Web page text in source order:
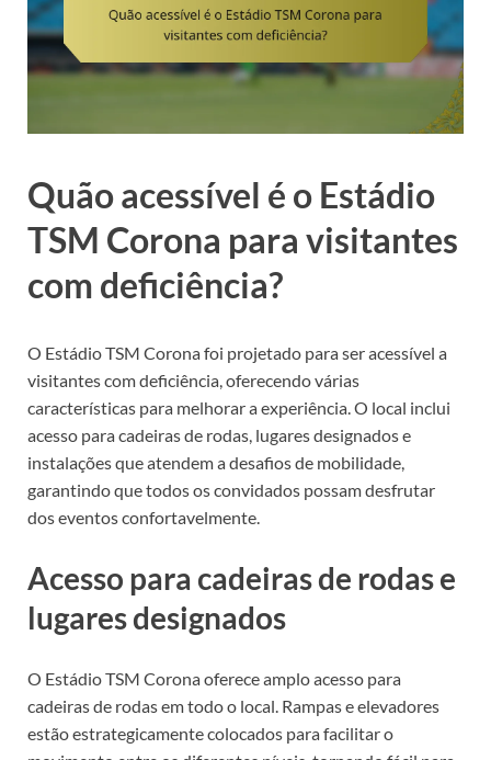
Quão acessível é o Estádio
TSM Corona para visitantes
com deficiência?
O Estádio TSM Corona foi projetado para ser acessível a
visitantes com deficiência, oferecendo várias
características para melhorar a experiência. O local inclui
acesso para cadeiras de rodas, lugares designados e
instalações que atendem a desafios de mobilidade,
garantindo que todos os convidados possam desfrutar
dos eventos confortavelmente.
Acesso para cadeiras de rodas e
lugares designados
O Estádio TSM Corona oferece amplo acesso para
cadeiras de rodas em todo o local. Rampas e elevadores
estão estrategicamente colocados para facilitar o